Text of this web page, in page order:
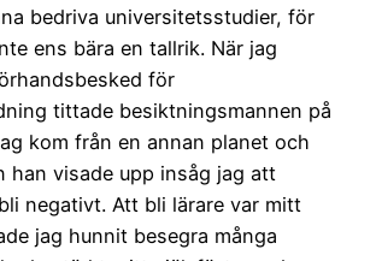
bedriva universitetsstudier, för
ens bära en tallrik. När jag
för
tittade besiktningsmannen på
kom från en annan planet och
han visade upp insåg jag att
negativt. Att bli lärare var mitt
jag hunnit besegra många